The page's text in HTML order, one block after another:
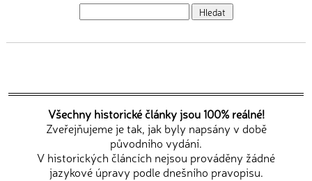
Všechny historické články jsou 100% reálné!
Zveřejňujeme je tak, jak byly napsány v době
původního vydání.
V historických článcích nejsou prováděny žádné
jazykové úpravy podle dnešního pravopisu.